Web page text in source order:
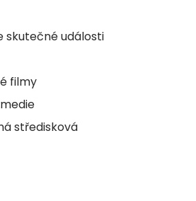
skutečné události
filmy
středisková